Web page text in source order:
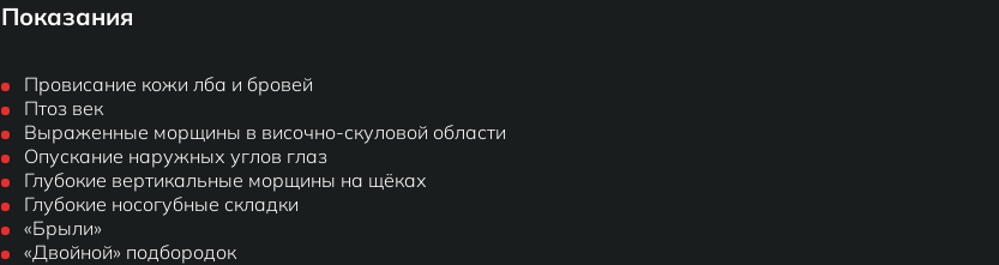
Показания
Провисание кожи лба и бровей
Птоз век
Выраженные морщины в височно-скуловой области
Опускание наружных углов глаз
Глубокие вертикальные морщины на щёках
Глубокие носогубные складки
«Брыли»
«Двойной» подбородок